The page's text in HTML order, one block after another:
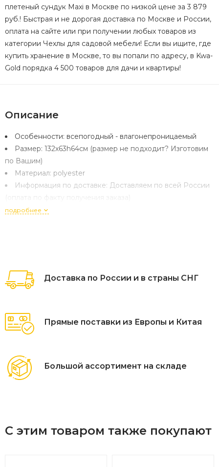
плетеный сундук Maxi в Москве по низкой цене за 3 879
руб.! Быстрая и не дорогая доставка по Москве и России,
оплата на сайте или при получении любых товаров из
категории Чехлы для садовой мебели! Если вы ищите, где
купить хранение в Москве, то вы попали по адресу, в Kwa-
Gold порядка 4 500 товаров для дачи и квартиры!
Описание
Особенности: всепогодный - влагонепроницаемый
Размер: 132х63h64см (размер не подходит? Изготовим
по Вашим)
Материал: polyester
Информация по доставке: Доставляем по всей России
(оплата по факту получения заказа)
подробнее
Доставка по России и в страны СНГ
Прямые поставки из Европы и Китая
Большой ассортимент на складе
С этим товаром также покупают